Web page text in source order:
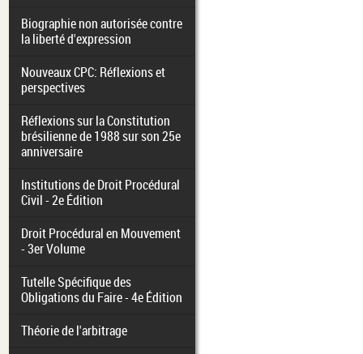
Biographie non autorisée contre
la liberté d'expression
Nouveaux CPC: Réflexions et
perspectives
Réflexions sur la Constitution
brésilienne de 1988 sur son 25e
anniversaire
Institutions de Droit Procédural
Civil - 2e Édition
Droit Procédural en Mouvement
- 3er Volume
Tutelle Spécifique des
Obligations du Faire - 4e Édition
Théorie de l'arbitrage